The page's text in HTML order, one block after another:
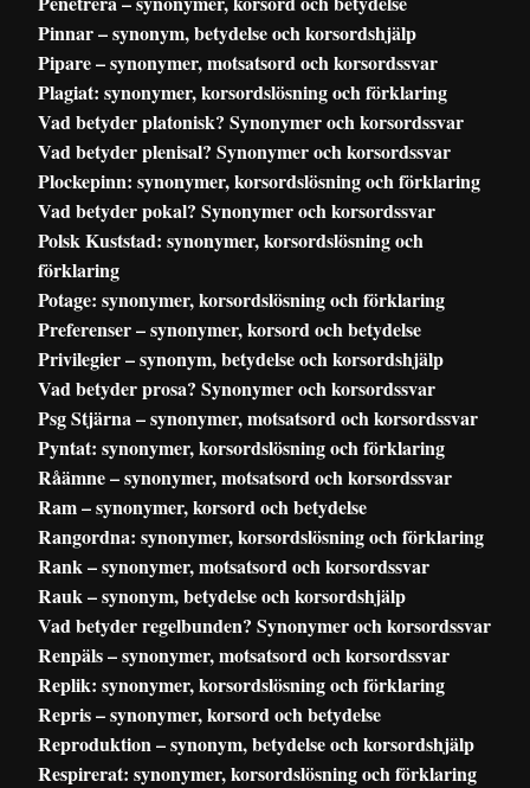
Pinnar – synonym, betydelse och korsordshjälp
Pipare – synonymer, motsatsord och korsordssvar
Plagiat: synonymer, korsordslösning och förklaring
Vad betyder platonisk? Synonymer och korsordssvar
Vad betyder plenisal? Synonymer och korsordssvar
Plockepinn: synonymer, korsordslösning och förklaring
Vad betyder pokal? Synonymer och korsordssvar
Polsk Kuststad: synonymer, korsordslösning och
förklaring
Potage: synonymer, korsordslösning och förklaring
Preferenser – synonymer, korsord och betydelse
Privilegier – synonym, betydelse och korsordshjälp
Vad betyder prosa? Synonymer och korsordssvar
Psg Stjärna – synonymer, motsatsord och korsordssvar
Pyntat: synonymer, korsordslösning och förklaring
Råämne – synonymer, motsatsord och korsordssvar
Ram – synonymer, korsord och betydelse
Rangordna: synonymer, korsordslösning och förklaring
Rank – synonymer, motsatsord och korsordssvar
Rauk – synonym, betydelse och korsordshjälp
Vad betyder regelbunden? Synonymer och korsordssvar
Renpäls – synonymer, motsatsord och korsordssvar
Replik: synonymer, korsordslösning och förklaring
Repris – synonymer, korsord och betydelse
Reproduktion – synonym, betydelse och korsordshjälp
Respirerat: synonymer, korsordslösning och förklaring